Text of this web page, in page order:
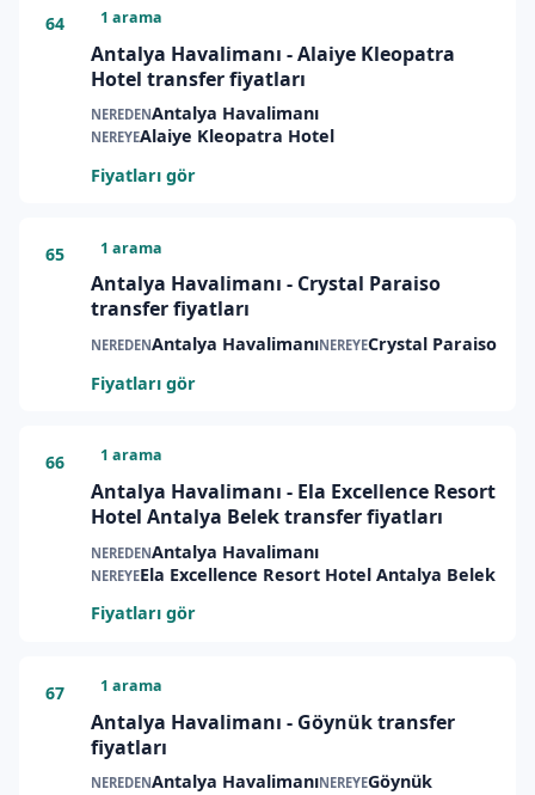
64 1 arama
Antalya Havalimanı - Alaiye Kleopatra
Hotel transfer fiyatları
NEREDENAntalya Havalimanı
NEREYEAlaiye Kleopatra Hotel
Fiyatları gör
65 1 arama
Antalya Havalimanı - Crystal Paraiso
transfer fiyatları
NEREDENAntalya HavalimanıNEREYECrystal Paraiso
Fiyatları gör
66 1 arama
Antalya Havalimanı - Ela Excellence Resort
Hotel Antalya Belek transfer fiyatları
NEREDENAntalya Havalimanı
NEREYEEla Excellence Resort Hotel Antalya Belek
Fiyatları gör
67 1 arama
Antalya Havalimanı - Göynük transfer
fiyatları
NEREDENAntalya HavalimanıNEREYEGöynük